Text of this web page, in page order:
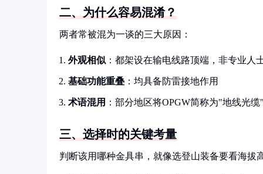
二、为什么容易混淆？
两者常被混为一谈的三大原因：
外观相似 ：都架设在输电线路顶端，非专业人
基础功能重叠 ：均具备防雷接地作用
术语混用 ：部分地区将OPGW简称为"地线光缆"
三、选择时的关键考量
判断该用哪种金具串，就像选登山装备要看海拔